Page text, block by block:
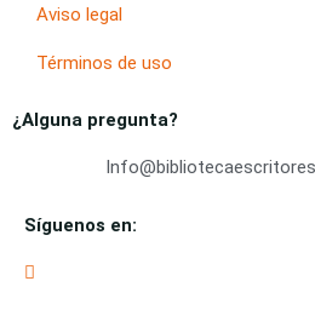
Aviso legal
Términos de uso
¿Alguna pregunta?
Síguenos en: